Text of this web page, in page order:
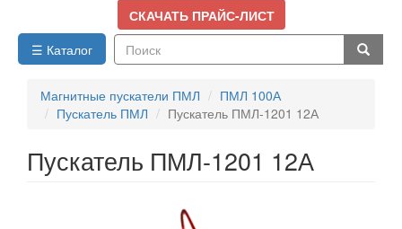
СКАЧАТЬ ПРАЙС-ЛИСТ
☰ Каталог
Магнитные пускатели ПМЛ
ПМЛ 100А
Пускатель ПМЛ
Пускатель ПМЛ-1201 12А
Пускатель ПМЛ-1201 12А